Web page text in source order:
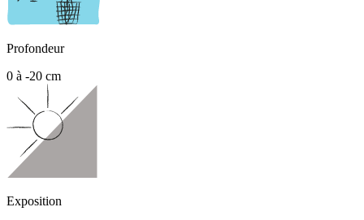
Profondeur
0 à -20 cm
Exposition